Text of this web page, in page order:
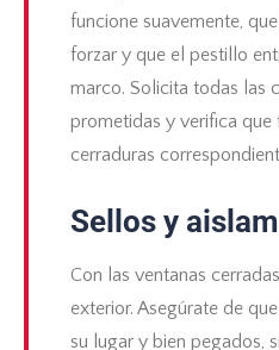
funcione suavemente,
forzar y que el pestillo
marco. Solicita todas las
prometidas y verifica que
cerraduras
Sellos y
Con las ventanas
exterior. Asegúrate de
su lugar y bien pegados,